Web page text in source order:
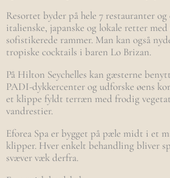
Resortet byder på hele 7 restauranter og
italienske, japanske og lokale retter
sofistikerede rammer. Man kan også
tropiske cocktails i baren Lo Brizan.
På Hilton Seychelles kan gæsterne
PADI-dykkercenter og udforske øens
et klippe fyldt terræn med frodig
vandrestier.
Eforea Spa er bygget på pæle midt i et
klipper. Hver enkelt behandling bliver
svæver væk derfra.